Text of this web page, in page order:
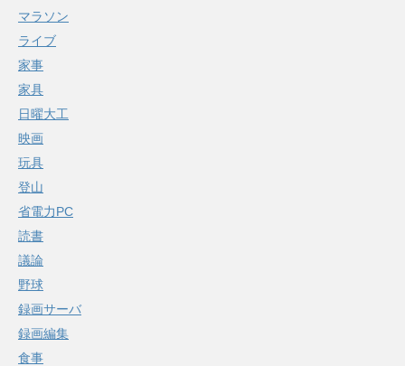
マラソン
ライブ
家事
家具
日曜大工
映画
玩具
登山
省電力PC
読書
議論
野球
録画サーバ
録画編集
食事